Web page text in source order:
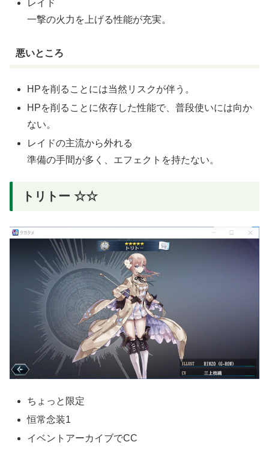
レイド
一撃の火力を上げる性能が充実。
悪いところ
HPを削ることには当然リスクが伴う。
HPを削ることに依存した性能で、普段使いには向か
ない。
レイドの主流から外れる
準備の手間が多く、エフェクトを持たない。
トリトー ☆☆
ちょっと限定
恒常念装1
イベントアーカイブでCC